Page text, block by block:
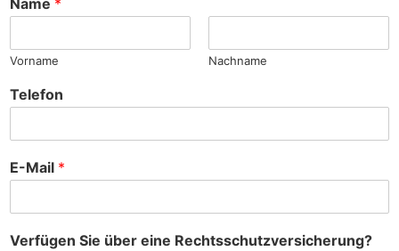
e
Name *
Vorname Nachname
Telefon
E-Mail *
Verfügen Sie über eine Rechtsschutzversicherung?